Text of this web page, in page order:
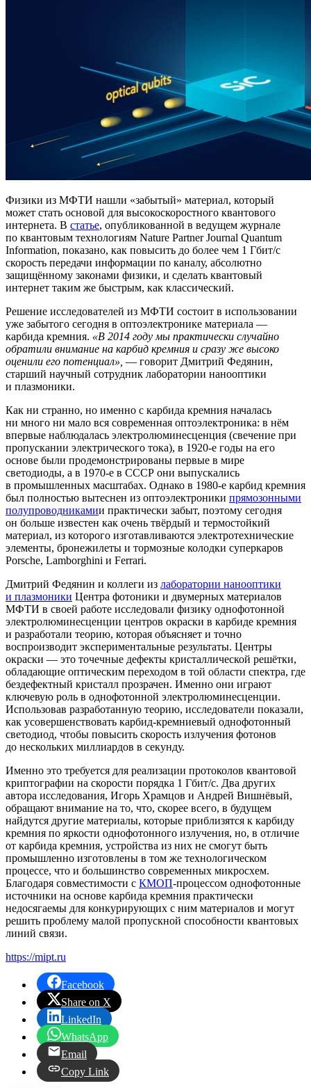
Физики из МФТИ нашли «забытый» материал, который
может стать основой для высокоскоростного квантового
интернета. В статье, опубликованной в ведущем журнале
по квантовым технологиям Nature Partner Journal Quantum
Information, показано, как повысить до более чем 1 Гбит/с
скорость передачи информации по каналу, абсолютно
защищённому законами физики, и сделать квантовый
интернет таким же быстрым, как классический.
Решение исследователей из МФТИ состоит в использовании
уже забытого сегодня в оптоэлектронике материала —
карбида кремния. «В 2014 году мы практически случайно
обратили внимание на карбид кремния и сразу же высоко
оценили его потенциал», — говорит Дмитрий Федянин,
старший научный сотрудник лаборатории нанооптики
и плазмоники.
Как ни странно, но именно с карбида кремния началась
ни много ни мало вся современная оптоэлектроника: в нём
впервые наблюдалась электролюминесценция (свечение при
пропускании электрического тока), в 1920-е годы на его
основе были продемонстрированы первые в мире
светодиоды, а в 1970-е в СССР они выпускались
в промышленных масштабах. Однако в 1980-е карбид кремния
был полностью вытеснен из оптоэлектроники прямозонными
полупроводникамии практически забыт, поэтому сегодня
он больше известен как очень твёрдый и термостойкий
материал, из которого изготавливаются электротехнические
элементы, бронежилеты и тормозные колодки суперкаров
Porsche, Lamborghini и Ferrari.
Дмитрий Федянин и коллеги из лаборатории нанооптики
и плазмоники Центра фотоники и двумерных материалов
МФТИ в своей работе исследовали физику однофотонной
электролюминесценции центров окраски в карбиде кремния
и разработали теорию, которая объясняет и точно
воспроизводит экспериментальные результаты. Центры
окраски — это точечные дефекты кристаллической решётки,
обладающие оптическим переходом в той области спектра, где
бездефектный кристалл прозрачен. Именно они играют
ключевую роль в однофотонной электролюминесценции.
Использовав разработанную теорию, исследователи показали,
как усовершенствовать карбид-кремниевый однофотонный
светодиод, чтобы повысить скорость излучения фотонов
до нескольких миллиардов в секунду.
Именно это требуется для реализации протоколов квантовой
криптографии на скорости порядка 1 Гбит/с. Два других
автора исследования, Игорь Храмцов и Андрей Вишнёвый,
обращают внимание на то, что, скорее всего, в будущем
найдутся другие материалы, которые приблизятся к карбиду
кремния по яркости однофотонного излучения, но, в отличие
от карбида кремния, устройства из них не смогут быть
промышленно изготовлены в том же технологическом
процессе, что и большинство современных микросхем.
Благодаря совместимости с КМОП-процессом однофотонные
источники на основе карбида кремния практически
недосягаемы для конкурирующих с ним материалов и могут
решить проблему малой пропускной способности квантовых
линий связи.
https://mipt.ru
Facebook
Share on X
LinkedIn
WhatsApp
Email
Copy Link